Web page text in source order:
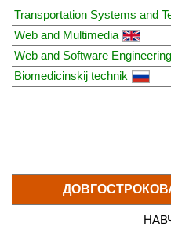
Transportation Systems and
Web and Multimedia
Web and Software Engineering
Biomedicinskij technik